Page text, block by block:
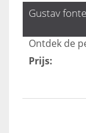
Gustav
Prijs: